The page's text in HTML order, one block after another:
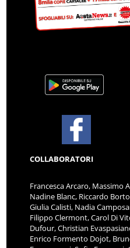
COLLABORATORI
Francesca Arcaro, Massimo
Nadine Blanc, Riccardo
Giulia Calisti, Nadia
Filippo Clermont, Carol Di
Dufour, Christian
Enrico Formento Dojot,